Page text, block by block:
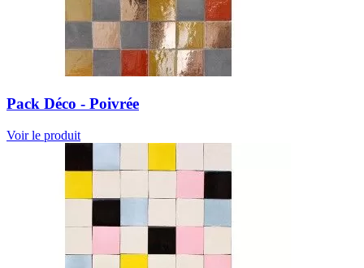
Pack Déco - Poivrée
Voir le produit